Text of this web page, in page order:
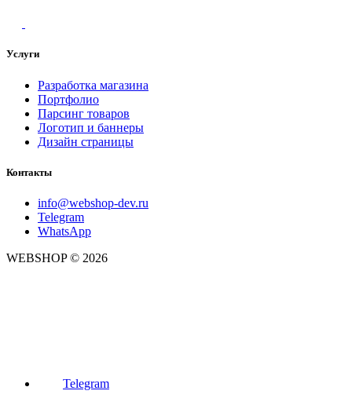
Услуги
Разработка магазина
Портфолио
Парсинг товаров
Логотип и баннеры
Дизайн страницы
Контакты
info@webshop-dev.ru
Telegram
WhatsApp
WEBSHOP © 2026
Telegram